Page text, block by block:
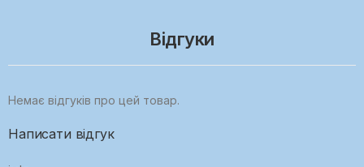
Відгуки
Немає відгуків про цей товар.
Написати відгук